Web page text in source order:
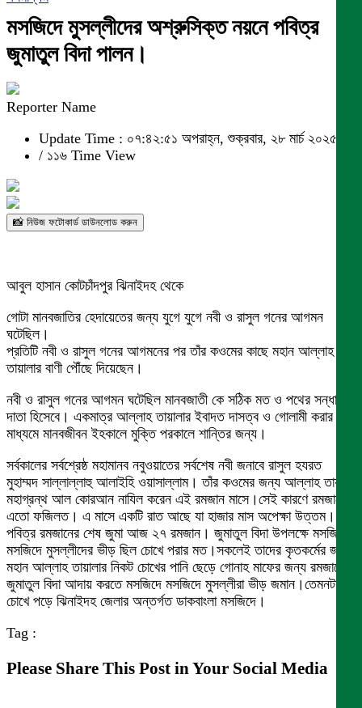
মসজিদে মুসল্লীদের অশ্রুসিক্ত নয়নে পবিত্র
জুমাতুল বিদা পালন।
Reporter Name
Update Time : ০৭:৪২:৫১ অপরাহ্ন, শুক্রবার, ২৮ মার্চ ২০২৫
/ ১১৬ Time View
📸 নিউজ ফটোকার্ড ডাউনলোড করুন
আবুল হাসান কোটচাঁদপুর ঝিনাইদহ থেকে
গোটা মানবজাতির হেদায়েতের জন্য যুগে যুগে নবী ও রাসুল গনের আগমন
ঘটেছিল।
প্রতিটি নবী ও রাসুল গনের আগমনের পর তাঁর কওমের কাছে মহান আল্লাহ
তায়ালার বাণী পৌঁছে দিয়েছেন।
নবী ও রাসুল গনের আগমন ঘটেছিল মানবজাতী কে সঠিক মত ও পথের সন্ধান
দাতা হিসেবে। একমাত্র আল্লাহ তায়ালার ইবাদত দাসত্ব ও গোলামী করার
মাধ্যমে মানবজীবন ইহকালে মুক্তি পরকালে শান্তির জন্য।
সর্বকালের সর্বশ্রেষ্ঠ মহামানব নবুওয়াতের সর্বশেষ নবী জনাবে রাসুল হযরত
মুহাম্মদ সাল্লাল্লাহু আলাইহি ওয়াসাল্লাম। তাঁর কওমের জন্য আল্লাহ তায়ালা
মহাগ্রন্থ আল কোরআন নাযিল করেন এই রমজান মাসে।সেই কারণে রমজানের
এতো ফজিলত। এ মাসে একটি রাত আছে যা হাজার মাস অপেক্ষা উত্তম।
পবিত্র রমজানের শেষ জুমা আজ ২৭ রমজান। জুমাতুল বিদা উপলক্ষে মসজিদে
মসজিদে মুসল্লীদের ভীড় ছিল চোখে পরার মত।সকলেই তাদের কৃতকর্মের জন্য
মহান আল্লাহ তায়ালার নিকট চোখের পানি ছেড়ে গোনাহ মাফের জন্য রমজানের
জুমাতুল বিদা আদায় করতে মসজিদে মসজিদে মুসল্লীরা ভীড় জমান।তেমনটা
চোখে পড়ে ঝিনাইদহ জেলার অন্তর্গত ডাকবাংলা মসজিদে।
Tag :
Please Share This Post in Your Social Media